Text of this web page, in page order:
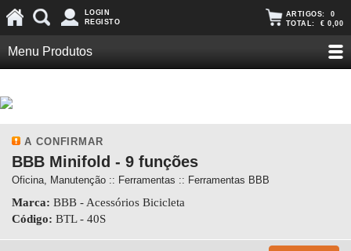
LOGIN
REGISTO
ARTIGOS: 0
TOTAL: € 0,00
Menu Produtos
A CONFIRMAR
BBB Minifold - 9 funções
Oficina, Manutenção :: Ferramentas :: Ferramentas BBB
Marca: BBB - Acessórios Bicicleta
Código: BTL - 40S